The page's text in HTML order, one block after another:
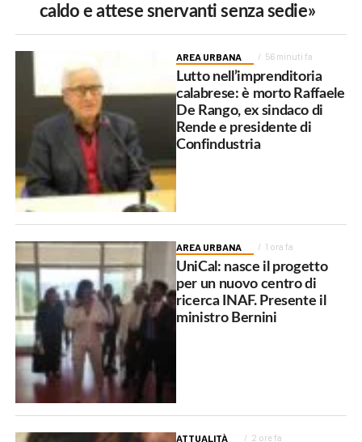
caldo e attese snervanti senza sedie»
AREA URBANA 56 minuti fa
Lutto nell’imprenditoria
calabrese: è morto Raffaele
De Rango, ex sindaco di
Rende e presidente di
Confindustria
AREA URBANA 1 ora fa
UniCal: nasce il progetto
per un nuovo centro di
ricerca INAF. Presente il
ministro Bernini
ATTUALITÀ 2 ore fa